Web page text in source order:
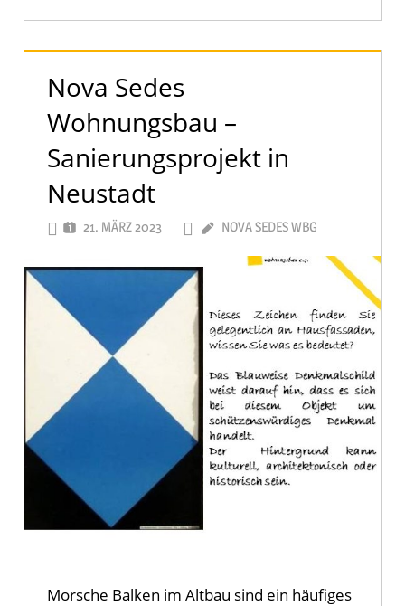
Nova Sedes
Wohnungsbau –
Sanierungsprojekt in
Neustadt
21. MÄRZ 2023 NOVA SEDES WBG
Morsche Balken im Altbau sind ein häufiges